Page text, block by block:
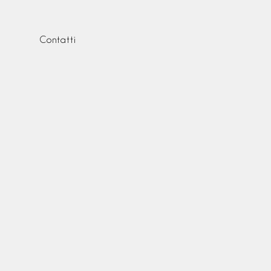
Contatti